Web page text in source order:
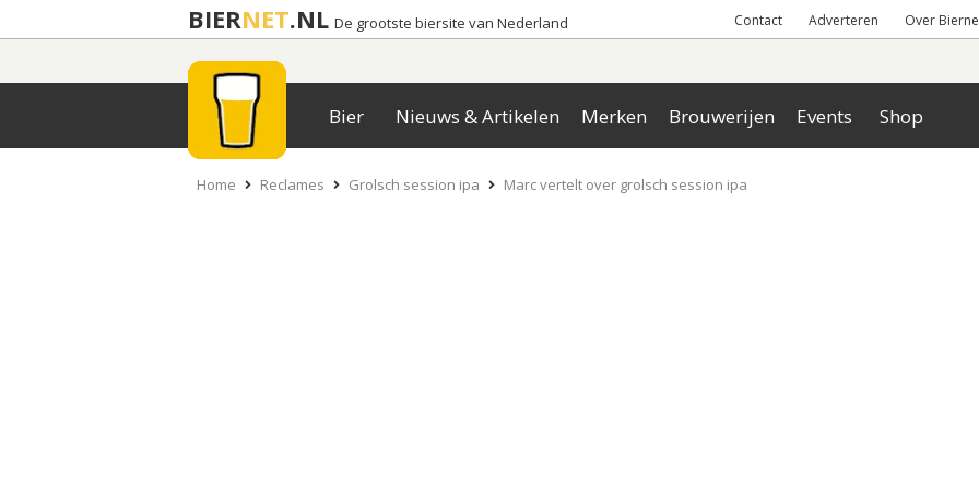
BIERNET.NL De grootste biersite van Nederland Contact Adverteren Over
Bier Nieuws & Artikelen Merken Brouwerijen Events Shop
Home Reclames Grolsch session ipa Marc vertelt over grolsch session ipa